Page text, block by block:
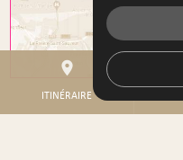
place
ITINÉRAIRE